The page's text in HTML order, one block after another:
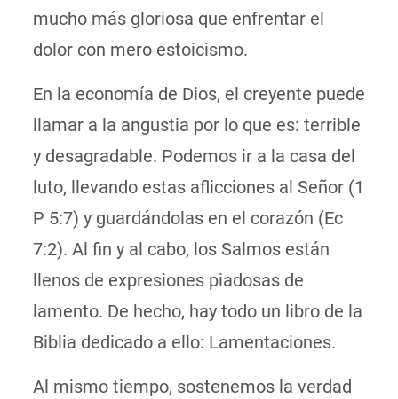
mucho más gloriosa que enfrentar el
dolor con mero estoicismo.
En la economía de Dios, el creyente puede
llamar a la angustia por lo que es: terrible
y desagradable. Podemos ir a la casa del
luto, llevando estas aflicciones al Señor (1
P 5:7) y guardándolas en el corazón (Ec
7:2). Al fin y al cabo, los Salmos están
llenos de expresiones piadosas de
lamento. De hecho, hay todo un libro de la
Biblia dedicado a ello: Lamentaciones.
Al mismo tiempo, sostenemos la verdad